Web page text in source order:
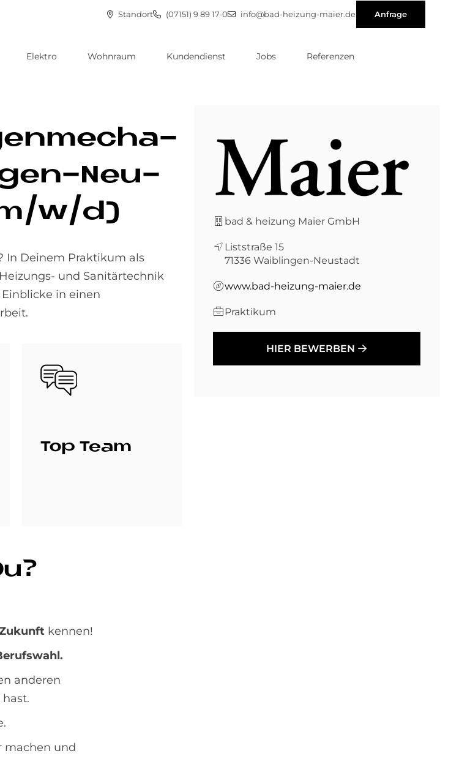
Standort (07151) 9 89 17-0 info@bad-heizung-maier.de Anfrage
Elektro Wohnraum Kundendienst Jobs Referenzen
Neu­
w/d)
In Deinem Praktikum als
und Sanitärtechnik
in einen
Bild
Top Team
kennen!
anderen
machen und
bad & heizung Maier GmbH
Liststraße 15
71336 Waiblingen-Neustadt
www.bad-heizung-maier.de
Praktikum
HIER BEWERBEN